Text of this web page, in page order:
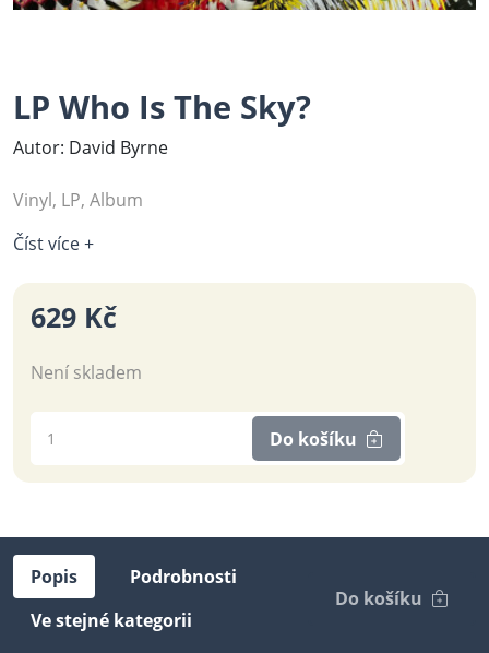
LP Who Is The Sky?
Autor: David Byrne
Vinyl, LP, Album
Číst více +
629 Kč
Není skladem
Do košíku
Popis
Podrobnosti
Ve stejné kategorii
Do košíku